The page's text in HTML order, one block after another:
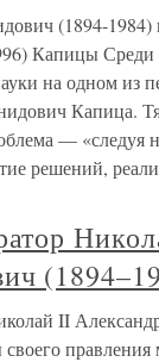
(1894-
Капицы
на одном из
Капица.
— «следуя
решений,
II
правления